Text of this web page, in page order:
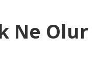
Ne Olur